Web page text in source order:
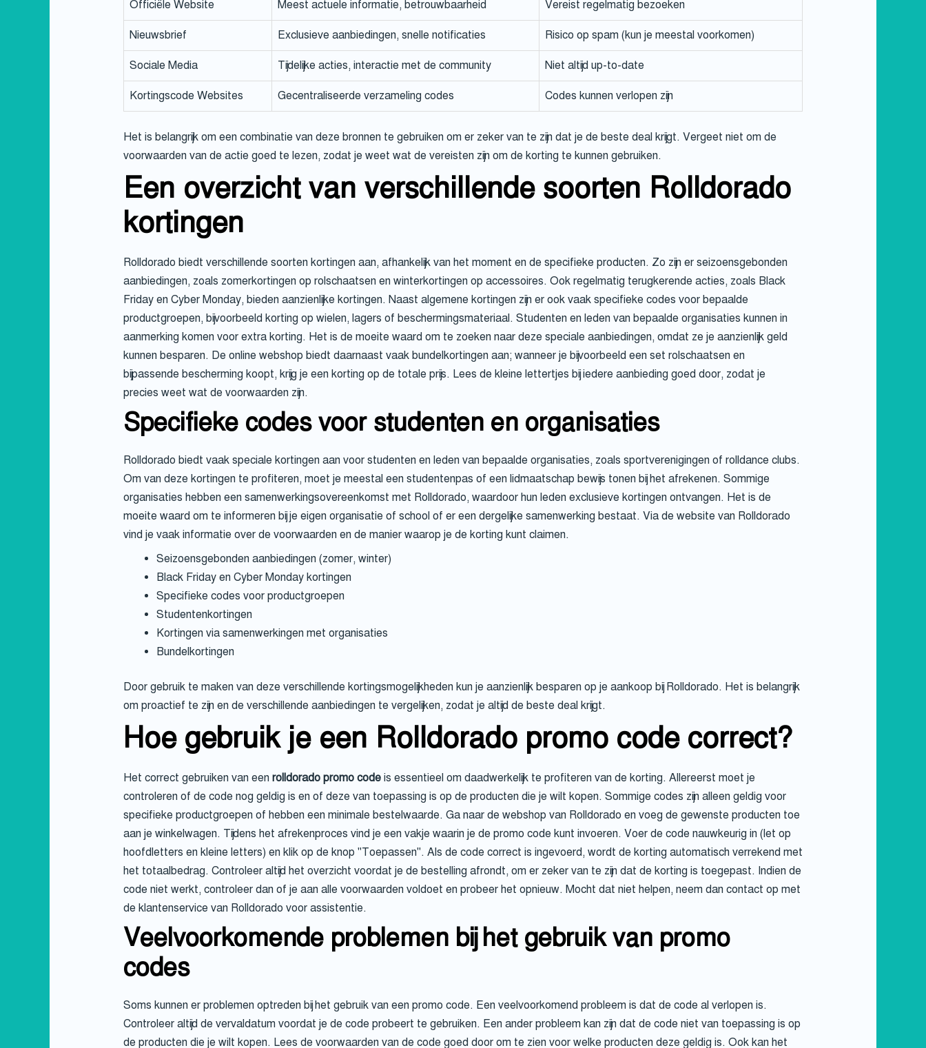
Officiële Website Meest actuele informatie, betrouwbaarheid Vereist regelmatig bezoeken
Nieuwsbrief Exclusieve aanbiedingen, snelle notificaties Risico op spam (kun je meestal voorkomen)
Sociale Media Tijdelijke acties, interactie met de community Niet altijd up-to-date
Kortingscode Websites Gecentraliseerde verzameling codes Codes kunnen verlopen zijn
Het is belangrijk om een combinatie van deze bronnen te gebruiken om er zeker van te zijn dat je de beste deal krijgt. Vergeet niet om de
voorwaarden van de actie goed te lezen, zodat je weet wat de vereisten zijn om de korting te kunnen gebruiken.
Een overzicht van verschillende soorten Rolldorado
kortingen
Rolldorado biedt verschillende soorten kortingen aan, afhankelijk van het moment en de specifieke producten. Zo zijn er seizoensgebonden
aanbiedingen, zoals zomerkortingen op rolschaatsen en winterkortingen op accessoires. Ook regelmatig terugkerende acties, zoals Black
Friday en Cyber Monday, bieden aanzienlijke kortingen. Naast algemene kortingen zijn er ook vaak specifieke codes voor bepaalde
productgroepen, bijvoorbeeld korting op wielen, lagers of beschermingsmateriaal. Studenten en leden van bepaalde organisaties kunnen in
aanmerking komen voor extra korting. Het is de moeite waard om te zoeken naar deze speciale aanbiedingen, omdat ze je aanzienlijk geld
kunnen besparen. De online webshop biedt daarnaast vaak bundelkortingen aan; wanneer je bijvoorbeeld een set rolschaatsen en
bijpassende bescherming koopt, krijg je een korting op de totale prijs. Lees de kleine lettertjes bij iedere aanbieding goed door, zodat je
precies weet wat de voorwaarden zijn.
Specifieke codes voor studenten en organisaties
Rolldorado biedt vaak speciale kortingen aan voor studenten en leden van bepaalde organisaties, zoals sportverenigingen of rolldance clubs.
Om van deze kortingen te profiteren, moet je meestal een studentenpas of een lidmaatschap bewijs tonen bij het afrekenen. Sommige
organisaties hebben een samenwerkingsovereenkomst met Rolldorado, waardoor hun leden exclusieve kortingen ontvangen. Het is de
moeite waard om te informeren bij je eigen organisatie of school of er een dergelijke samenwerking bestaat. Via de website van Rolldorado
vind je vaak informatie over de voorwaarden en de manier waarop je de korting kunt claimen.
Seizoensgebonden aanbiedingen (zomer, winter)
Black Friday en Cyber Monday kortingen
Specifieke codes voor productgroepen
Studentenkortingen
Kortingen via samenwerkingen met organisaties
Bundelkortingen
Door gebruik te maken van deze verschillende kortingsmogelijkheden kun je aanzienlijk besparen op je aankoop bij Rolldorado. Het is belangrijk
om proactief te zijn en de verschillende aanbiedingen te vergelijken, zodat je altijd de beste deal krijgt.
Hoe gebruik je een Rolldorado promo code correct?
Het correct gebruiken van een rolldorado promo codeis essentieel om daadwerkelijk te profiteren van de korting. Allereerst moet je
controleren of de code nog geldig is en of deze van toepassing is op de producten die je wilt kopen. Sommige codes zijn alleen geldig voor
specifieke productgroepen of hebben een minimale bestelwaarde. Ga naar de webshop van Rolldorado en voeg de gewenste producten toe
aan je winkelwagen. Tijdens het afrekenproces vind je een vakje waarin je de promo code kunt invoeren. Voer de code nauwkeurig in (let op
hoofdletters en kleine letters) en klik op de knop "Toepassen". Als de code correct is ingevoerd, wordt de korting automatisch verrekend met
het totaalbedrag. Controleer altijd het overzicht voordat je de bestelling afrondt, om er zeker van te zijn dat de korting is toegepast. Indien de
code niet werkt, controleer dan of je aan alle voorwaarden voldoet en probeer het opnieuw. Mocht dat niet helpen, neem dan contact op met
de klantenservice van Rolldorado voor assistentie.
Veelvoorkomende problemen bij het gebruik van promo
codes
Soms kunnen er problemen optreden bij het gebruik van een promo code. Een veelvoorkomend probleem is dat de code al verlopen is.
Controleer altijd de vervaldatum voordat je de code probeert te gebruiken. Een ander probleem kan zijn dat de code niet van toepassing is op
de producten die je wilt kopen. Lees de voorwaarden van de code goed door om te zien voor welke producten deze geldig is. Ook kan het